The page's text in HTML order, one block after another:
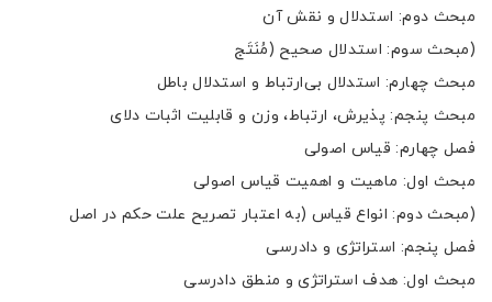
مبحث دوم: استدلال و نقش آن
(مبحث سوم: استدلال صحیح (مُنَتَج
مبحث چهارم: استدلال بی‌ارتباط و استدلال باطل
مبحث پنجم: پذیرش، ارتباط، وزن و قابلیت اثبات دلای
فصل چهارم: قیاس اصولی
مبحث اول: ماهیت و اهمیت قیاس اصولی
(مبحث دوم: انواع قیاس (به اعتبار تصریح علت حکم در اصل
فصل پنجم: استراتژی و دادرسی
مبحث اول: هدف استراتژی و منطق دادرسی